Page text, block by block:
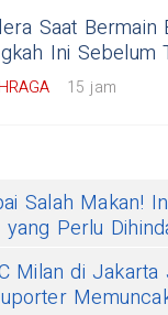
Saat Bermain
Ini Sebelum
15 jam
Salah Makan!
Perlu
Milan di Jakarta